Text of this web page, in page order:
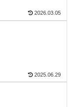
2026.03.05
2025.06.29